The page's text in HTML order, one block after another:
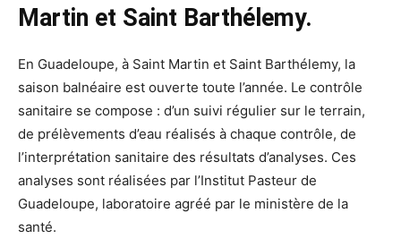
Martin et Saint Barthélemy.
En Guadeloupe, à Saint Martin et Saint Barthélemy, la
saison balnéaire est ouverte toute l’année. Le contrôle
sanitaire se compose : d’un suivi régulier sur le terrain,
de prélèvements d’eau réalisés à chaque contrôle, de
l’interprétation sanitaire des résultats d’analyses. Ces
analyses sont réalisées par l’Institut Pasteur de
Guadeloupe, laboratoire agréé par le ministère de la
santé.